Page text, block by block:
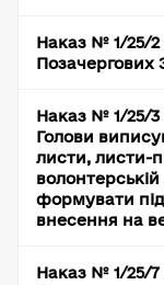
Наказ № 1/25/
Позачергових
Наказ № 1/25/3
Голови
листи, листи-
формувати
внесення на
Наказ № 1/25/